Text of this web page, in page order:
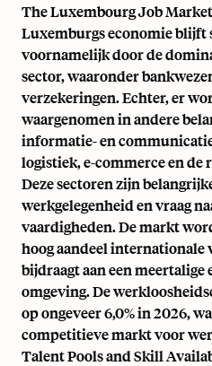
The Luxembourg Job
Luxemburgs economie blijft
voornamelijk door de
sector, waaronder
verzekeringen. Echter, er
waargenomen in andere
informatie- en
logistiek, e-commerce en
Deze sectoren zijn
werkgelegenheid en vraag
vaardigheden. De markt
hoog aandeel internationale
bijdraagt aan een
omgeving. De
op ongeveer 6,0% in 2026,
competitieve markt voor
Talent Pools and Skill